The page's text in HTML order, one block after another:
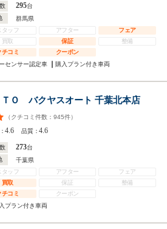
295台
群馬県
タッフ
アフター
フェア
買取
保証
整備
チコミ
クーポン
センサー認定車 購入プラン付き車両
Ｏ バクヤスオート 千葉北本店
（クチコミ件数： 945件）
4.6 品質：4.6
273台
千葉県
タッフ
アフター
フェア
買取
保証
整備
チコミ
クーポン
プラン付き車両